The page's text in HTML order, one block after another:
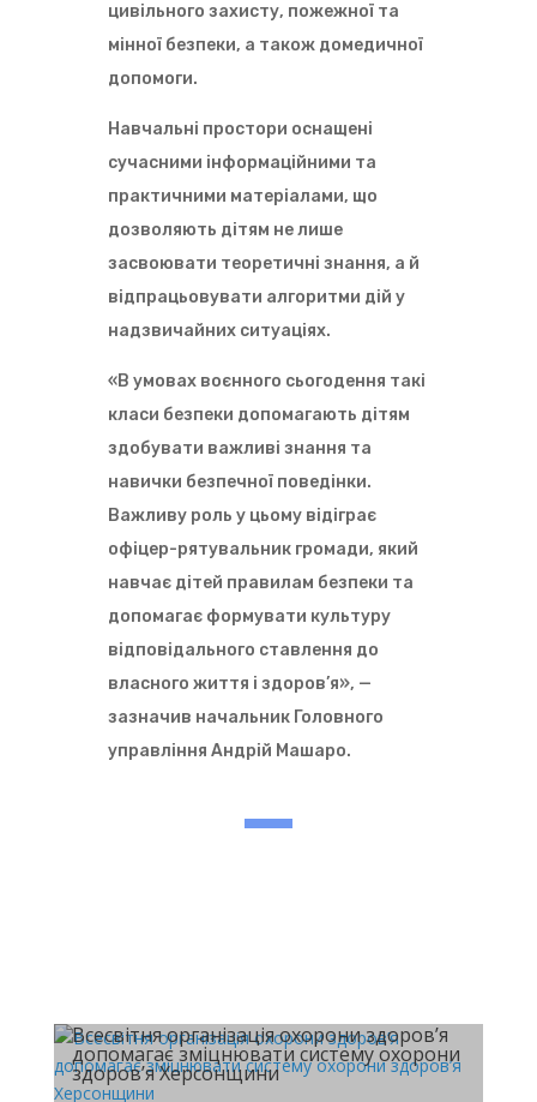
цивільного захисту, пожежної та
мінної безпеки, а також домедичної
допомоги.
Навчальні простори оснащені
сучасними інформаційними та
практичними матеріалами, що
дозволяють дітям не лише
засвоювати теоретичні знання, а й
відпрацьовувати алгоритми дій у
надзвичайних ситуаціях.
«В умовах воєнного сьогодення такі
класи безпеки допомагають дітям
здобувати важливі знання та
навички безпечної поведінки.
Важливу роль у цьому відіграє
офіцер-рятувальник громади, який
навчає дітей правилам безпеки та
допомагає формувати культуру
відповідального ставлення до
власного життя і здоров’я», —
зазначив начальник Головного
управління Андрій Машаро.
Всесвітня організація охорони здоров’я
допомагає зміцнювати систему охорони
здоров’я Херсонщини